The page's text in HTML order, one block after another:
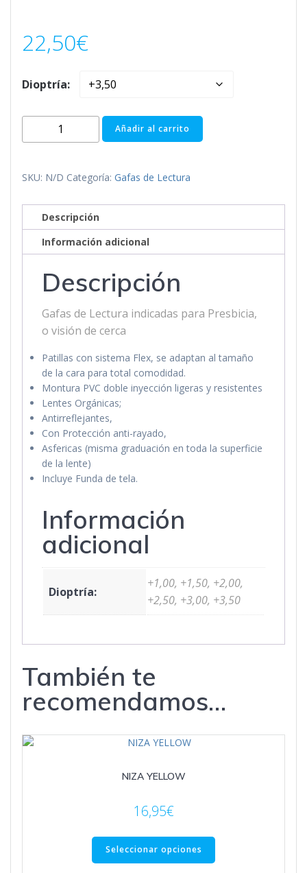
22,50€
Dioptría:
MANHATTAN
PURPLE
Añadir al carrito
SKU: N/D Categoría: Gafas de Lectura
Descripción
Información adicional
Descripción
Gafas de Lectura indicadas para Presbicia,
o visión de cerca
Patillas con sistema Flex, se adaptan al tamaño
de la cara para total comodidad.
Montura PVC doble inyección ligeras y resistentes
Lentes Orgánicas;
Antirreflejantes,
Con Protección anti-rayado,
Asfericas (misma graduación en toda la superficie
de la lente)
Incluye Funda de tela.
Información
adicional
Dioptría:
+1,00, +1,50, +2,00,
+2,50, +3,00, +3,50
También te
recomendamos…
NIZA YELLOW
16,95€
Seleccionar opciones
Este
tiene